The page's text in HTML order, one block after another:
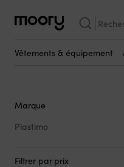
Recherche
pour :
Vêtements & équipement
Plastimo
Marque
Plastimo
Filtrer par prix